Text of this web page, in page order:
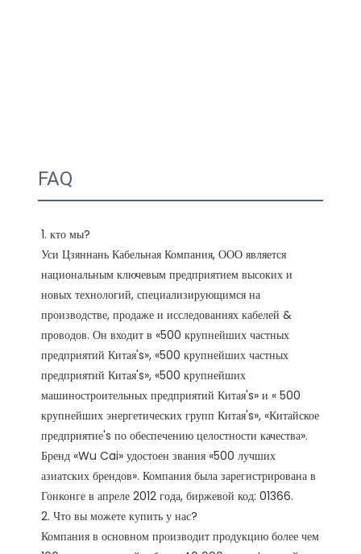
FAQ
1. кто мы?
Уси Цзяннань Кабельная Компания, ООО является
национальным ключевым предприятием высоких и
новых технологий, специализирующимся на
производстве, продаже и исследованиях кабелей &
проводов. Он входит в «500 крупнейших частных
предприятий Китая's», «500 крупнейших частных
предприятий Китая's», «500 крупнейших
машиностроительных предприятий Китая's» и « 500
крупнейших энергетических групп Китая's», «Китайское
предприятие's по обеспечению целостности качества».
Бренд «Wu Cai» удостоен звания «500 лучших
азиатских брендов». Компания была зарегистрирована в
Гонконге в апреле 2012 года, биржевой код: 01366.
2. Что вы можете купить у нас?
Компания в основном производит продукцию более чем